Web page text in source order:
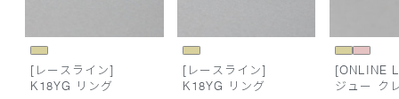
[レースライン]
K18YG リング
[レースライン]
K18YG リング
[ONLINE
ジュー ク